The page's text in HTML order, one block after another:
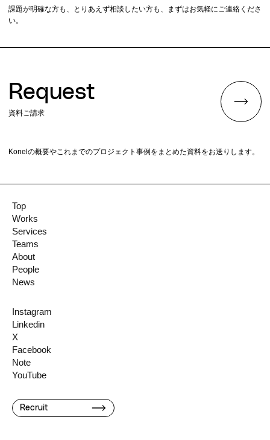
Top
Works
Services
Teams
About
People
News
Instagram
Linkedin
X
Facebook
Note
YouTube
Recruit
課題が明確な方も、とりあえず相談したい方も、まずはお気軽にご連絡くださ
い。
Request
資料ご請求
Konelの概要やこれまでのプロジェクト事例をまとめた資料をお送りします。